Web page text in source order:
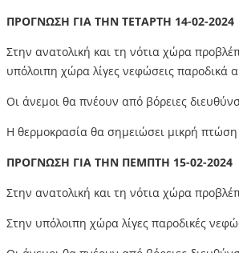
ΠΡΟΓΝΩΣΗ ΓΙΑ ΤΗΝ ΤΕΤΑΡΤΗ 14-02-2024
Στην ανατολική και τη νότια χώρα
υπόλοιπη χώρα λίγες νεφώσεις παροδικά
Οι άνεμοι θα πνέουν από βόρειες
Η θερμοκρασία θα σημειώσει μικρή
ΠΡΟΓΝΩΣΗ ΓΙΑ ΤΗΝ ΠΕΜΠΤΗ 15-02-2024
Στην ανατολική και τη νότια χώρα
Στην υπόλοιπη χώρα λίγες παροδικές